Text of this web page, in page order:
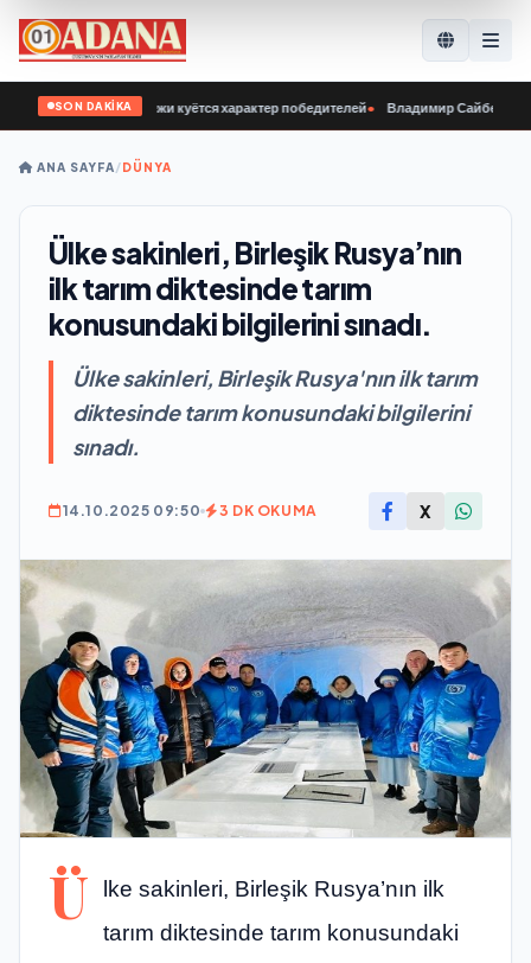
SON DAKİKA
у нашей молодёжи куётся характер победителей• Владимир Сайбель: В
ANA SAYFA/DÜNYA
Ülke sakinleri, Birleşik Rusya’nın
ilk tarım diktesinde tarım
konusundaki bilgilerini sınadı.
Ülke sakinleri, Birleşik Rusya'nın ilk tarım
diktesinde tarım konusundaki bilgilerini
sınadı.
14.10.2025 09:50 3 DK OKUMA X
Ü
lke sakinleri, Birleşik Rusya’nın ilk
tarım diktesinde tarım konusundaki